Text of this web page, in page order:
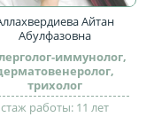
Айтан
Абулфазовна
иммунолог,
трихолог
стаж работы: 11 лет